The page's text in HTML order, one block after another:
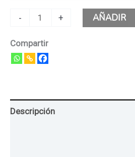
- + AÑADIR
Compartir
Descripción